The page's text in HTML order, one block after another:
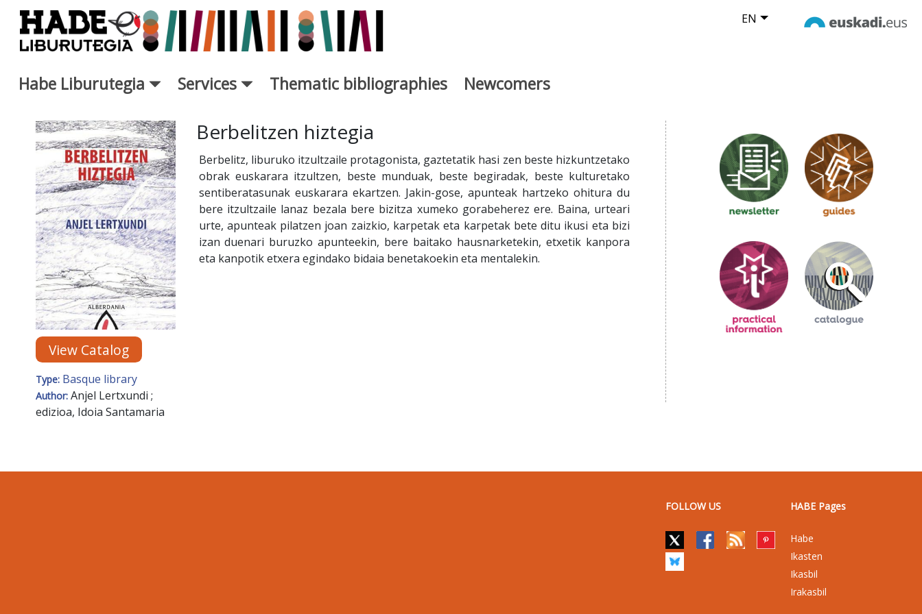
Skip to Main Content EN
Habe Liburutegia Services Thematic bibliographies Newcomers
New Books Card - Liburutegia
View Catalog
Type: Basque library
Author: Anjel Lertxundi ;
edizioa, Idoia Santamaria
Berbelitzen hiztegia
Berbelitz, liburuko itzultzaile protagonista, gaztetatik hasi zen beste hizkuntzetako
obrak euskarara itzultzen, beste munduak, beste begiradak, beste kulturetako
sentiberatasunak euskarara ekartzen. Jakin-gose, apunteak hartzeko ohitura du
bere itzultzaile lanaz bezala bere bizitza xumeko gorabeherez ere. Baina, urteari
urte, apunteak pilatzen joan zaizkio, karpetak eta karpetak bete ditu ikusi eta bizi
izan duenari buruzko apunteekin, bere baitako hausnarketekin, etxetik kanpora
eta kanpotik etxera egindako bidaia benetakoekin eta mentalekin.
FOLLOW US HABE Pages
Habe
Ikasten
Ikasbil
Irakasbil